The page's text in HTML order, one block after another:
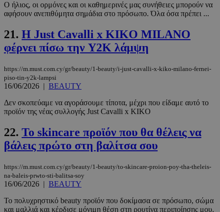
Ο ήλιος, οι ορμόνες και οι καθημερινές μας συνήθειες μπορούν να
αφήσουν ανεπιθύμητα σημάδια στο πρόσωπο. Όλα όσα πρέπει ...
21. Η Just Cavalli x KIKO MILANO
φέρνει πίσω την Y2K λάμψη
https://m.must.com.cy/gr/beauty/1-beauty/i-just-cavalli-x-kiko-milano-fernei-
piso-tin-y2k-lampsi
16/06/2026 | BEAUTY
Δεν σκοπεύαμε να αγοράσουμε τίποτα, μέχρι που είδαμε αυτό το
προϊόν της νέας συλλογής Just Cavalli x KIKO
22. Το skincare προϊόν που θα θέλεις να
βάλεις πρώτο στη βαλίτσα σου
https://m.must.com.cy/gr/beauty/1-beauty/to-skincare-proion-poy-tha-theleis-
na-baleis-prwto-sti-balitsa-soy
16/06/2026 | BEAUTY
Το πολυχρηστικό beauty προϊόν που δοκίμασα σε πρόσωπο, σώμα
και μαλλιά και κέρδισε μόνιμη θέση στη ρουτίνα περιποίησης μου.
.twitter.com
__cf_bm
Cloudflare Inc.
.pexels.com
29 λεπτά
Privacy Policy